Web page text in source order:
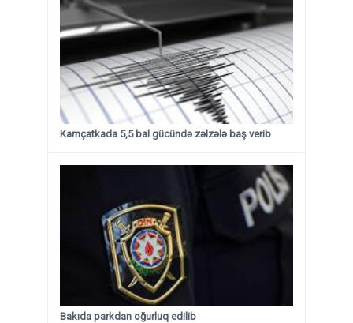
Kamçatkada 5,5 bal gücündə zəlzələ baş verib
Bakıda parkdan oğurluq edilib